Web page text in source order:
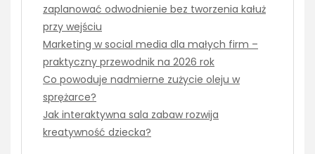
zaplanować odwodnienie bez tworzenia kałuż
przy wejściu
Marketing w social media dla małych firm –
praktyczny przewodnik na 2026 rok
Co powoduje nadmierne zużycie oleju w
sprężarce?
Jak interaktywna sala zabaw rozwija
kreatywność dziecka?